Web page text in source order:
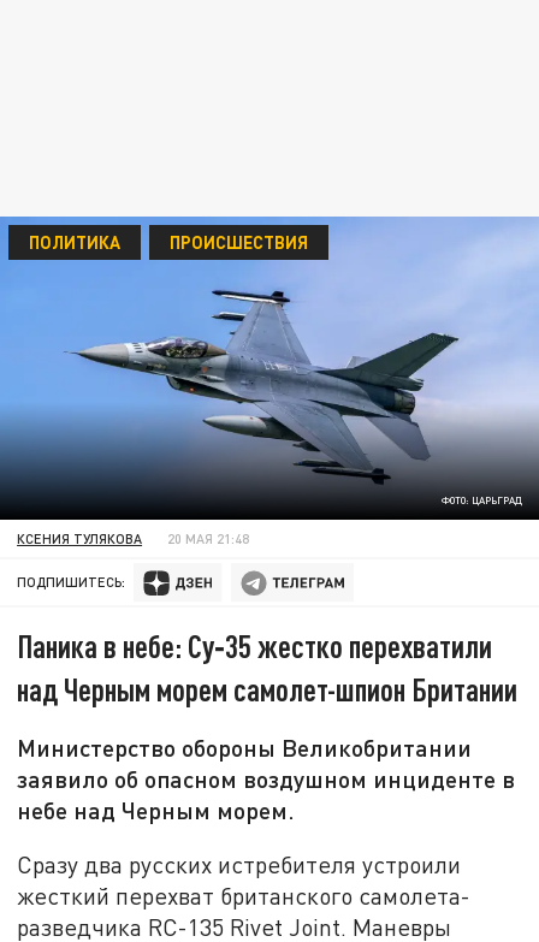
ФОТО: ЦАРЬГРАД
ПОЛИТИКА ПРОИСШЕСТВИЯ
КСЕНИЯ ТУЛЯКОВА 20 МАЯ 21:48
ПОДПИШИТЕСЬ:
Паника в небе: Су‑35 жестко перехватили
над Черным морем самолет-шпион Британии
Министерство обороны Великобритании
заявило об опасном воздушном инциденте в
небе над Черным морем.
Сразу два русских истребителя устроили
жесткий перехват британского самолета-
разведчика RC-135 Rivet Joint. Маневры